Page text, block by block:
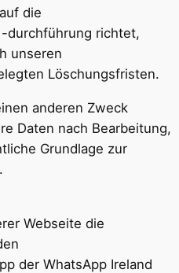
die
durchführung richtet,
unseren
Löschungsfristen.
anderen Zweck
Daten nach Bearbeitung,
Grundlage zur
Webseite die
der WhatsApp Ireland